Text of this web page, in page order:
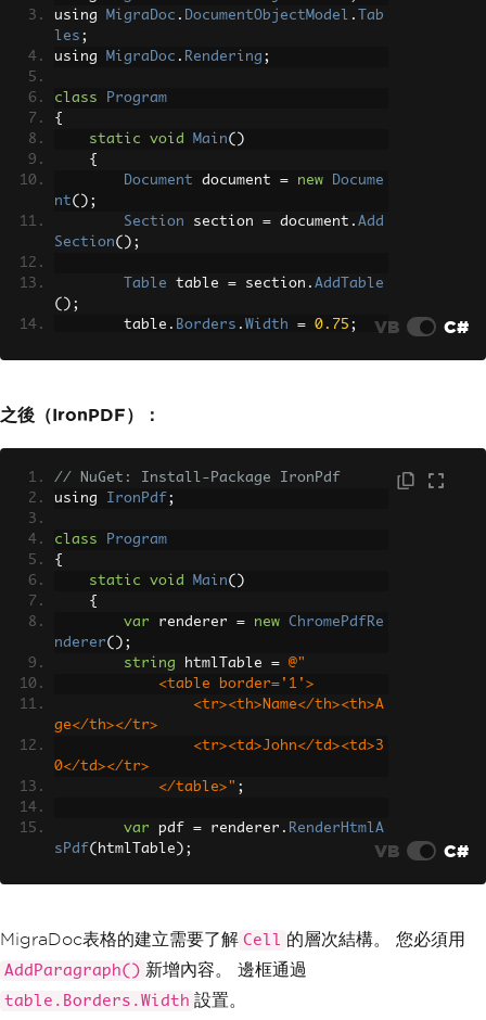
using MigraDoc . DocumentObjectModel .
Tab
les ;
using MigraDoc . Rendering ;
class
Program
{
static
void Main()
{
Document document = new
Docume
nt();
Section section = document . Add
Section();
Table table = section . AddTable
();
        table
. Borders . Width = 0.75 ;
Column
);
Row row1 table AddRow ();
        row1
. AddParagraph
);
e"
table
Cells AddParagraph ( "Jo
hn"
        row2
Cells [ 1 ]. AddParagraph
PdfDocumentRenderer
r
PdfDocumentRenderer
();
        pdfRenderer
RenderDocument
        pdfRenderer
PdfDocument
Save
"table.pdf" );
}
}
VB C#
之後（IronPDF）：
// NuGet: Install-Package IronPdf
using IronPdf ;
class
Program
{
static
void Main()
{
var renderer = new
ChromePdfRe
nderer();
string htmlTable =
@"
            <table border='1'>
ge</th></tr>
0</td></tr>
            </table>"
;
var pdf = renderer . RenderHtmlA
sPdf( htmlTable );
VB C#
MigraDoc表格的建立需要了解 Cell 的層次結構。 您必須用
AddParagraph() 新增內容。 邊框通過
table.Borders.Width 設置。